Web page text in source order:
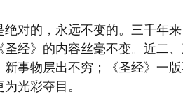
绝对的，永远不变的。三千年
经》的内容丝毫不变。近二
事物层出不穷；《圣经》一
光彩夺目。